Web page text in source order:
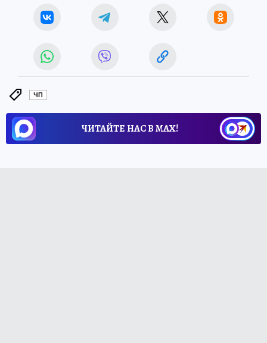
ЧП
ЧИТАЙТЕ НАС В МАХ!